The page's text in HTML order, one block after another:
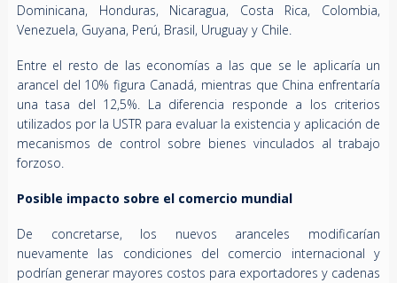
Dominicana, Honduras, Nicaragua, Costa Rica, Colombia,
Venezuela, Guyana, Perú, Brasil, Uruguay y Chile.
Entre el resto de las economías a las que se le aplicaría un
arancel del 10% figura Canadá, mientras que China enfrentaría
una tasa del 12,5%. La diferencia responde a los criterios
utilizados por la USTR para evaluar la existencia y aplicación de
mecanismos de control sobre bienes vinculados al trabajo
forzoso.
Posible impacto sobre el comercio mundial
De concretarse, los nuevos aranceles modificarían
nuevamente las condiciones del comercio internacional y
podrían generar mayores costos para exportadores y cadenas